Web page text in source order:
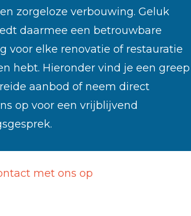
zorgeloze verbouwing. Geluk
daarmee een betrouwbare
voor elke renovatie of restauratie
hebt. Hieronder vind je een greep
aanbod of neem direct
op voor een vrijblijvend
met ons op